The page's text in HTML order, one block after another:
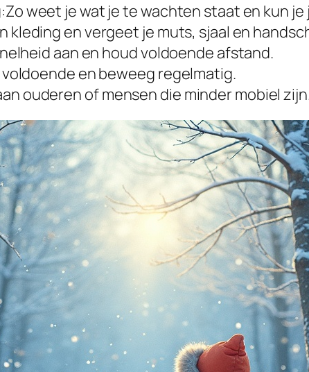
weet je wat je te wachten staat en kun
kleding en vergeet je muts, sjaal en
aan en houd voldoende afstand.
en beweeg regelmatig.
ouderen of mensen die minder mobiel